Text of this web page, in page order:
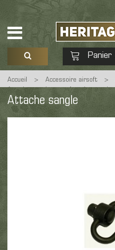
Panier
Voir mon panier
Aucun produit
Accueil > Accessoire airsoft >
Attache sangle
Attache sangle
Attache sangle